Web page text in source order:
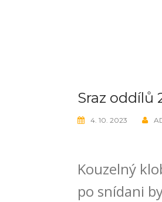
Sraz oddílů
4. 10. 2023
Kouzelný
po snídani